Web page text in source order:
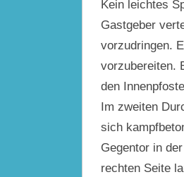
Kein leichtes
Gastgeber
vorzudringen.
vorzubereiten.
den
Im zweiten
sich
Gegentor in
rechten Seite